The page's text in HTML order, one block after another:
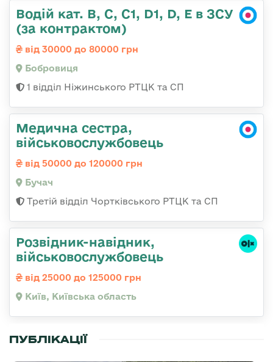
Водій кат. В, С, С1, D1, D, E в ЗСУ
(за контрактом)
від 30000 до 80000 грн
Бобровиця
1 відділ Ніжинського РТЦК та СП
Медична сестра,
військовослужбовець
від 50000 до 120000 грн
Бучач
Третій відділ Чортківського РТЦК та СП
Розвідник-навідник,
військовослужбовець
від 25000 до 125000 грн
Київ, Київська область
ПУБЛІКАЦІЇ